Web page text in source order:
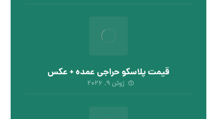
قیمت پلاسکو حراجی عمده + عکس
ژوئن ۹, ۲۰۲۶